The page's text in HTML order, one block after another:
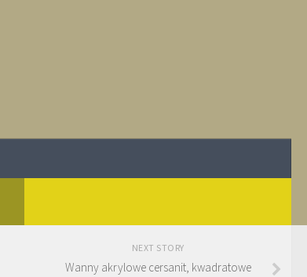
NEXT STORY
Wanny akrylowe cersanit, kwadratowe